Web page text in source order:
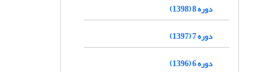
دوره 8 (1398)
دوره 7 (1397)
دوره 6 (1396)